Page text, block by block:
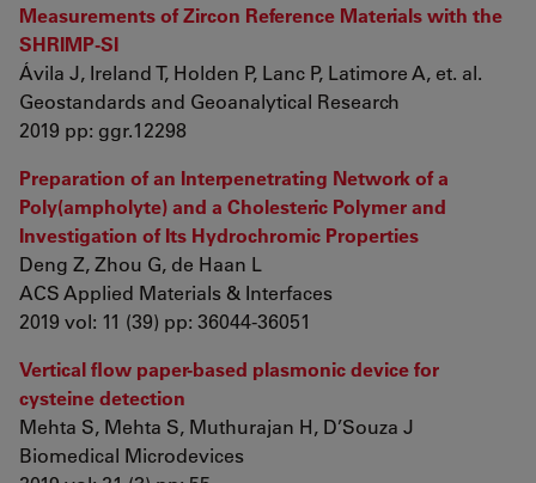
Measurements of Zircon Reference Materials with the
SHRIMP‐SI
Ávila J, Ireland T, Holden P, Lanc P, Latimore A, et. al.
Geostandards and Geoanalytical Research
2019 pp: ggr.12298
Preparation of an Interpenetrating Network of a
Poly(ampholyte) and a Cholesteric Polymer and
Investigation of Its Hydrochromic Properties
Deng Z, Zhou G, de Haan L
ACS Applied Materials & Interfaces
2019 vol: 11 (39) pp: 36044-36051
Vertical flow paper-based plasmonic device for
cysteine detection
Mehta S, Mehta S, Muthurajan H, D’Souza J
Biomedical Microdevices